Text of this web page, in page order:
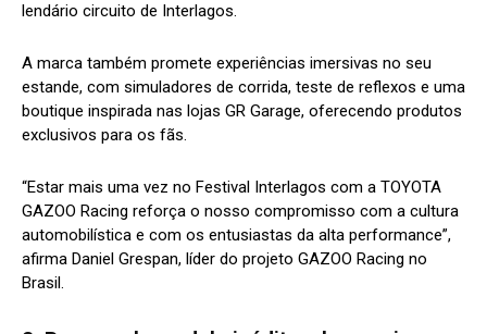
lendário circuito de Interlagos.
A marca também promete experiências imersivas no seu
estande, com simuladores de corrida, teste de reflexos e uma
boutique inspirada nas lojas GR Garage, oferecendo produtos
exclusivos para os fãs.
“Estar mais uma vez no Festival Interlagos com a TOYOTA
GAZOO Racing reforça o nosso compromisso com a cultura
automobilística e com os entusiastas da alta performance”,
afirma Daniel Grespan, líder do projeto GAZOO Racing no
Brasil.